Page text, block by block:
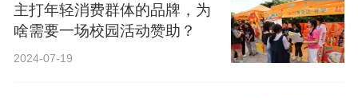
主打年轻消费群体的品牌，为
啥需要一场校园活动赞助？
2024-07-19